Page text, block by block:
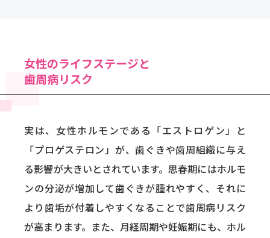
女性のライフステージと
歯周病リスク
実は、女性ホルモンである「エストロゲン」と
「プロゲステロン」が、歯ぐきや歯周組織に与え
る影響が大きいとされています。思春期にはホルモ
ンの分泌が増加して歯ぐきが腫れやすく、それに
より歯垢が付着しやすくなることで歯周病リスク
が高まります。また、月経周期や妊娠期にも、ホル